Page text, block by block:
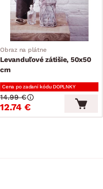
Obraz na plátne
Levanduľové zátišie, 50x50
cm
Cena po zadaní kódu DOPLNKY
12.74 €
14.99 €